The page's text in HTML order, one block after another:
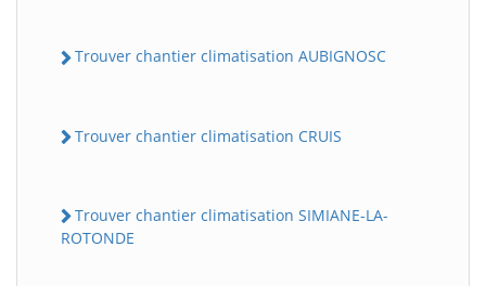
Trouver chantier climatisation AUBIGNOSC
Trouver chantier climatisation CRUIS
Trouver chantier climatisation SIMIANE-LA-
ROTONDE